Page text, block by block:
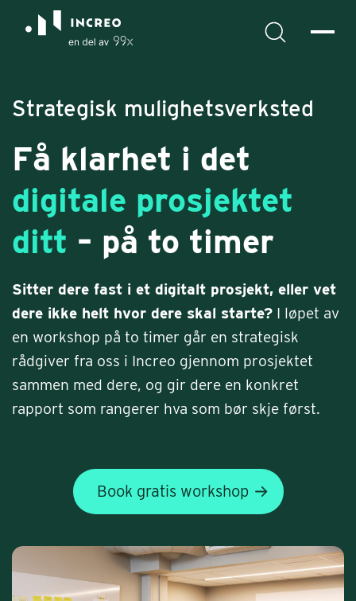
Strategisk mulighetsverksted
Få klarhet i det
digitale prosjektet
ditt – på to timer
Sitter dere fast i et digitalt prosjekt, eller vet
dere ikke helt hvor dere skal starte? I løpet av
en workshop på to timer går en strategisk
rådgiver fra oss i Increo gjennom prosjektet
sammen med dere, og gir dere en konkret
rapport som rangerer hva som bør skje først.
Book gratis workshop